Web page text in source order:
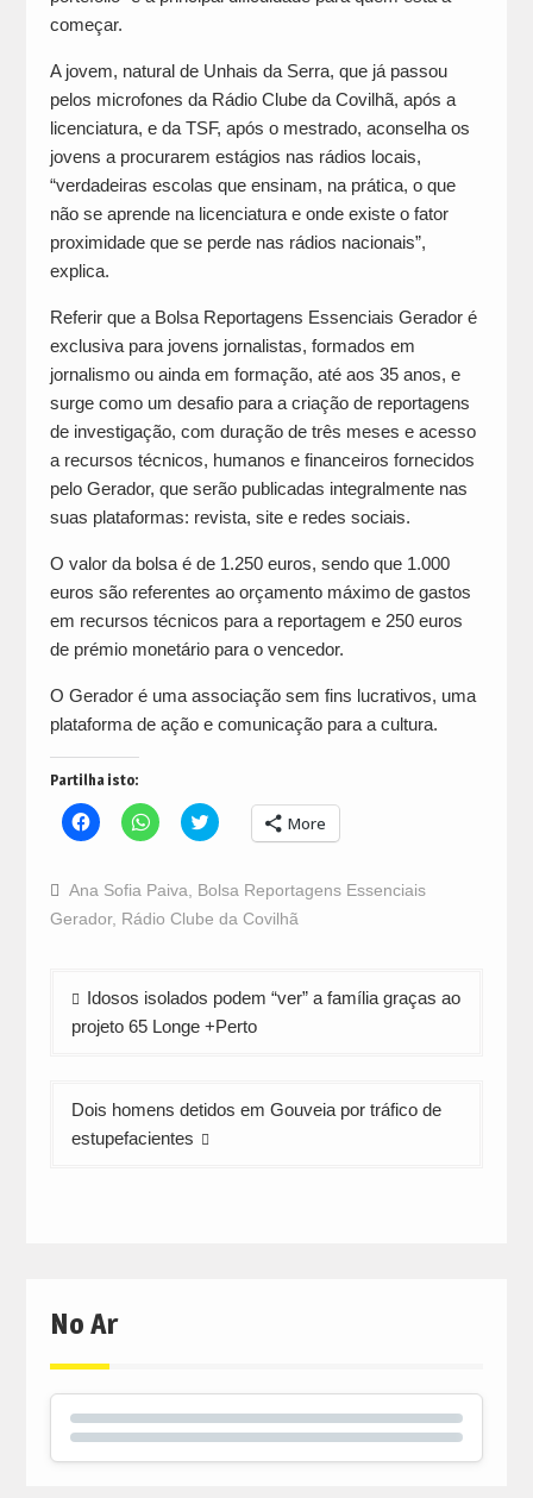
começar.
A jovem, natural de Unhais da Serra, que já passou
pelos microfones da Rádio Clube da Covilhã, após a
licenciatura, e da TSF, após o mestrado, aconselha os
jovens a procurarem estágios nas rádios locais,
“verdadeiras escolas que ensinam, na prática, o que
não se aprende na licenciatura e onde existe o fator
proximidade que se perde nas rádios nacionais”,
explica.
Referir que a Bolsa Reportagens Essenciais Gerador é
exclusiva para jovens jornalistas, formados em
jornalismo ou ainda em formação, até aos 35 anos, e
surge como um desafio para a criação de reportagens
de investigação, com duração de três meses e acesso
a recursos técnicos, humanos e financeiros fornecidos
pelo Gerador, que serão publicadas integralmente nas
suas plataformas: revista, site e redes sociais.
O valor da bolsa é de 1.250 euros, sendo que 1.000
euros são referentes ao orçamento máximo de gastos
em recursos técnicos para a reportagem e 250 euros
de prémio monetário para o vencedor.
O Gerador é uma associação sem fins lucrativos, uma
plataforma de ação e comunicação para a cultura.
Partilha isto:
Click
to
Facebook
(Opens
in
new
Click
to
WhatsApp
(Opens
in
new
Click
to
Twitter
(Opens
in
new
More
Ana Sofia Paiva
Bolsa Reportagens Essenciais
Gerador, Rádio Clube da Covilhã
Navegação
de
Idosos isolados podem “ver” a família graças ao
projeto 65 Longe +Perto
Dois homens detidos em Gouveia por tráfico de
estupefacientes
No Ar